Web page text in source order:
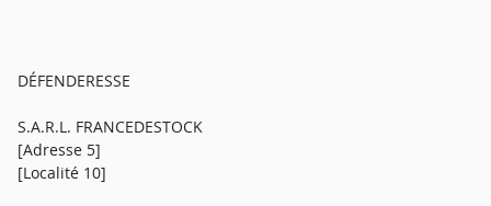
DÉFENDERESSE
S.A.R.L. FRANCEDESTOCK
[Adresse 5]
[Localité 10]